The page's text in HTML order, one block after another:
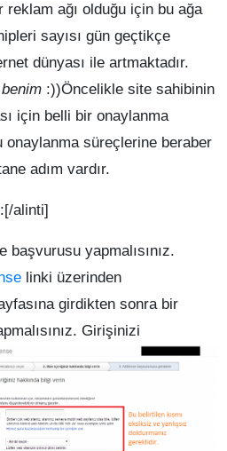
reklam ağı olduğu için bu ağa
sayısı gün geçtikçe
dünyası ile artmaktadır.
:))Öncelikle site sahibinin
için belli bir onaylanma
onaylanma süreçlerine beraber
adım vardır.
alinti]
başvurusu yapmalısınız.
linki üzerinden
girdikten sonra bir
Girişinizi